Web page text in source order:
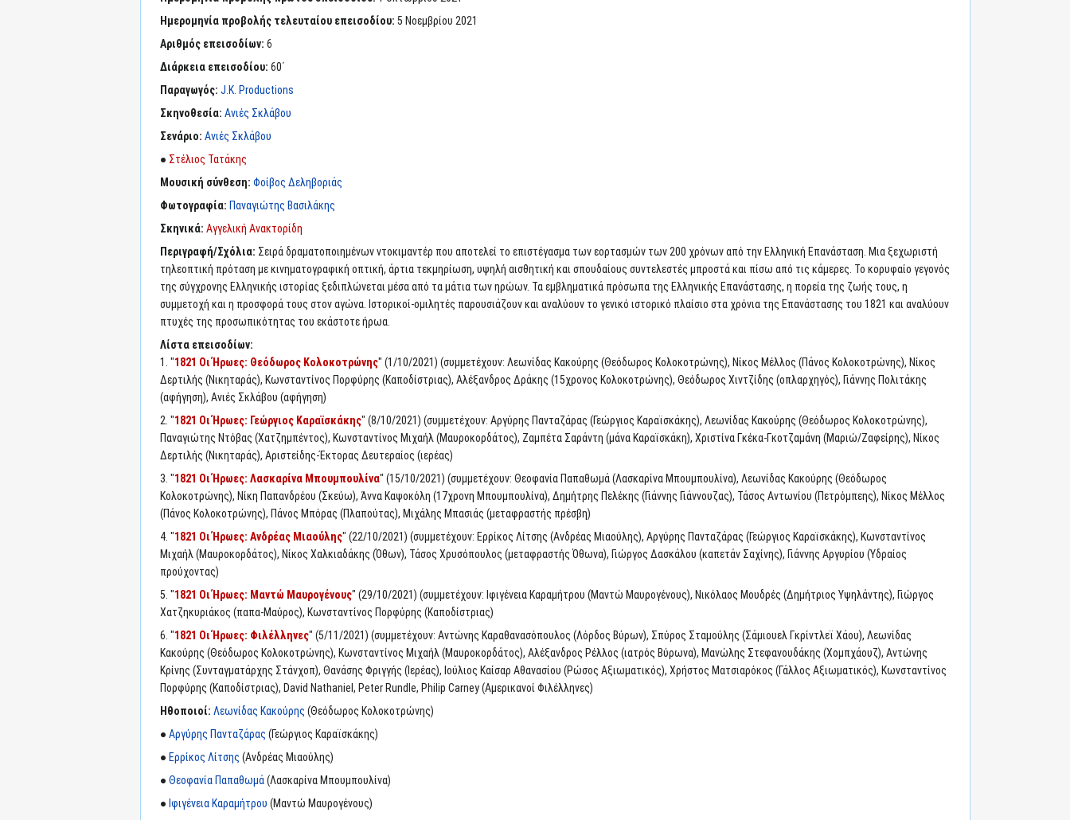
Ημερομηνία προβολής τελευταίου επεισοδίου: 5 Νοεμβρίου 2021
Αριθμός επεισοδίων: 6
Διάρκεια επεισοδίου: 60΄
Παραγωγός: J.K. Productions
Σκηνοθεσία: Ανιές Σκλάβου
Σενάριο: Ανιές Σκλάβου
● Στέλιος Τατάκης
Μουσική σύνθεση: Φοίβος Δεληβοριάς
Φωτογραφία: Παναγιώτης Βασιλάκης
Σκηνικά: Αγγελική Ανακτορίδη
Περιγραφή/Σχόλια: Σειρά δραματοποιημένων ντοκιμαντέρ που αποτελεί το επιστέγασμα των εορτασμών των 200 χρόνων από την Ελληνική Επανάσταση. Μια ξεχωριστή
τηλεοπτική πρόταση με κινηματογραφική οπτική, άρτια τεκμηρίωση, υψηλή αισθητική και σπουδαίους συντελεστές μπροστά και πίσω από τις κάμερες. Το κορυφαίο γεγονός
της σύγχρονης Ελληνικής ιστορίας ξεδιπλώνεται μέσα από τα μάτια των ηρώων. Τα εμβληματικά πρόσωπα της Ελληνικής Επανάστασης, η πορεία της ζωής τους, η
συμμετοχή και η προσφορά τους στον αγώνα. Ιστορικοί-ομιλητές παρουσιάζουν και αναλύουν το γενικό ιστορικό πλαίσιο στα χρόνια της Επανάστασης του 1821 και αναλύουν
πτυχές της προσωπικότητας του εκάστοτε ήρωα.
Λίστα επεισοδίων:
1. "1821 Οι Ήρωες: Θεόδωρος Κολοκοτρώνης" (1/10/2021) (συμμετέχουν: Λεωνίδας Κακούρης (Θεόδωρος Κολοκοτρώνης), Νίκος Μέλλος (Πάνος Κολοκοτρώνης), Νίκος
Δερτιλής (Νικηταράς), Κωνσταντίνος Πορφύρης (Καποδίστριας), Αλέξανδρος Δράκης (15χρονος Κολοκοτρώνης), Θεόδωρος Χιντζίδης (οπλαρχηγός), Γιάννης Πολιτάκης
(αφήγηση), Ανιές Σκλάβου (αφήγηση)
2. "1821 Οι Ήρωες: Γεώργιος Καραϊσκάκης" (8/10/2021) (συμμετέχουν: Αργύρης Πανταζάρας (Γεώργιος Καραϊσκάκης), Λεωνίδας Κακούρης (Θεόδωρος Κολοκοτρώνης),
Παναγιώτης Ντόβας (Χατζημπέντος), Κωνσταντίνος Μιχαήλ (Μαυροκορδάτος), Ζαμπέτα Σαράντη (μάνα Καραϊσκάκη), Χριστίνα Γκέκα-Γκοτζαμάνη (Μαριώ/Ζαφείρης), Νίκος
Δερτιλής (Νικηταράς), Αριστείδης-Έκτορας Δευτεραίος (ιερέας)
3. "1821 Οι Ήρωες: Λασκαρίνα Μπουμπουλίνα" (15/10/2021) (συμμετέχουν: Θεοφανία Παπαθωμά (Λασκαρίνα Μπουμπουλίνα), Λεωνίδας Κακούρης (Θεόδωρος
Κολοκοτρώνης), Νίκη Παπανδρέου (Σκεύω), Άννα Καψοκόλη (17χρονη Μπουμπουλίνα), Δημήτρης Πελέκης (Γιάννης Γιάννουζας), Τάσος Αντωνίου (Πετρόμπεης), Νίκος Μέλλος
(Πάνος Κολοκοτρώνης), Πάνος Μπόρας (Πλαπούτας), Μιχάλης Μπασιάς (μεταφραστής πρέσβη)
4. "1821 Οι Ήρωες: Ανδρέας Μιαούλης" (22/10/2021) (συμμετέχουν: Ερρίκος Λίτσης (Ανδρέας Μιαούλης), Αργύρης Πανταζάρας (Γεώργιος Καραϊσκάκης), Κωνσταντίνος
Μιχαήλ (Μαυροκορδάτος), Νίκος Χαλκιαδάκης (Όθων), Τάσος Χρυσόπουλος (μεταφραστής Όθωνα), Γιώργος Δασκάλου (καπετάν Σαχίνης), Γιάννης Αργυρίου (Υδραίος
προύχοντας)
5. "1821 Οι Ήρωες: Μαντώ Μαυρογένους" (29/10/2021) (συμμετέχουν: Ιφιγένεια Καραμήτρου (Μαντώ Μαυρογένους), Νικόλαος Μουδρές (Δημήτριος Υψηλάντης), Γιώργος
Χατζηκυριάκος (παπα-Μαύρος), Κωνσταντίνος Πορφύρης (Καποδίστριας)
6. "1821 Οι Ήρωες: Φιλέλληνες" (5/11/2021) (συμμετέχουν: Αντώνης Καραθανασόπουλος (Λόρδος Βύρων), Σπύρος Σταμούλης (Σάμιουελ Γκρίντλεϊ Χάου), Λεωνίδας
Κακούρης (Θεόδωρος Κολοκοτρώνης), Κωνσταντίνος Μιχαήλ (Μαυροκορδάτος), Αλέξανδρος Ρέλλος (ιατρός Βύρωνα), Μανώλης Στεφανουδάκης (Χομπχάουζ), Αντώνης
Κρίνης (Συνταγματάρχης Στάνχοπ), Θανάσης Φριγγής (Ιερέας), Ιούλιος Καίσαρ Αθανασίου (Ρώσος Αξιωματικός), Χρήστος Ματσιαρόκος (Γάλλος Αξιωματικός), Κωνσταντίνος
Πορφύρης (Καποδίστριας), David Nathaniel, Peter Rundle, Philip Carney (Αμερικανοί Φιλέλληνες)
Ηθοποιοί: Λεωνίδας Κακούρης (Θεόδωρος Κολοκοτρώνης)
● Αργύρης Πανταζάρας (Γεώργιος Καραϊσκάκης)
● Ερρίκος Λίτσης (Ανδρέας Μιαούλης)
● Θεοφανία Παπαθωμά(Λασκαρίνα Μπουμπουλίνα)
● Ιφιγένεια Καραμήτρου (Μαντώ Μαυρογένους)